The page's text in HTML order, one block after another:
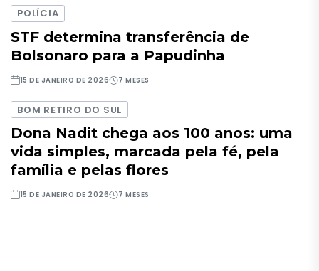
POLÍCIA
STF determina transferência de
Bolsonaro para a Papudinha
15 DE JANEIRO DE 2026 7 MESES
BOM RETIRO DO SUL
Dona Nadit chega aos 100 anos: uma
vida simples, marcada pela fé, pela
família e pelas flores
15 DE JANEIRO DE 2026 7 MESES